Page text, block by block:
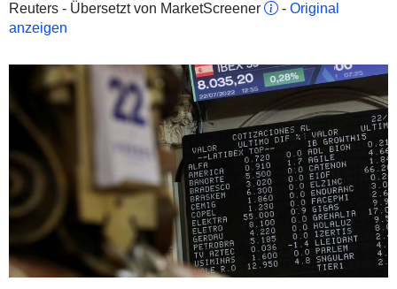
Reuters - Übersetzt von MarketScreener
- Original
anzeigen